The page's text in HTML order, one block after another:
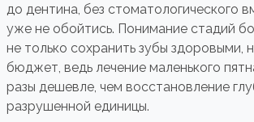
до дентина, без стоматологического
уже не обойтись. Понимание стадий
не только сохранить зубы здоровыми,
бюджет, ведь лечение маленького
разы дешевле, чем восстановление
разрушенной единицы.